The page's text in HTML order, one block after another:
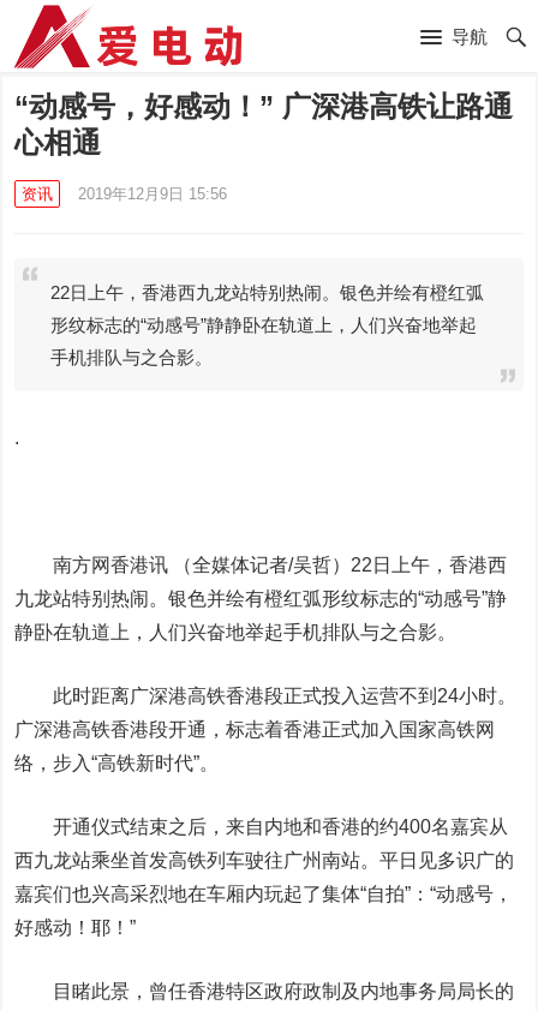
导航
“动感号，好感动！” 广深港高铁让路通
心相通
资讯 2019年12月9日 15:56
22日上午，香港西九龙站特别热闹。银色并绘有橙红弧
形纹标志的“动感号”静静卧在轨道上，人们兴奋地举起
手机排队与之合影。
.
南方网香港讯 （全媒体记者/吴哲）22日上午，香港西
九龙站特别热闹。银色并绘有橙红弧形纹标志的“动感号”静
静卧在轨道上，人们兴奋地举起手机排队与之合影。
此时距离广深港高铁香港段正式投入运营不到24小时。
广深港高铁香港段开通，标志着香港正式加入国家高铁网
络，步入“高铁新时代”。
开通仪式结束之后，来自内地和香港的约400名嘉宾从
西九龙站乘坐首发高铁列车驶往广州南站。平日见多识广的
嘉宾们也兴高采烈地在车厢内玩起了集体“自拍”：“动感号，
好感动！耶！”
目睹此景，曾任香港特区政府政制及内地事务局局长的